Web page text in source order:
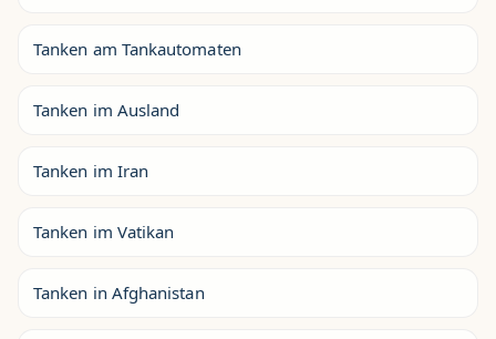
Tanken am Tankautomaten
Tanken im Ausland
Tanken im Iran
Tanken im Vatikan
Tanken in Afghanistan